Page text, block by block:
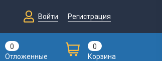
Войти Регистрация
0
Отложенные
0
Корзина